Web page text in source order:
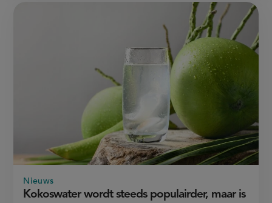
Kokoswater wordt steeds populairder, maar is
Nieuws